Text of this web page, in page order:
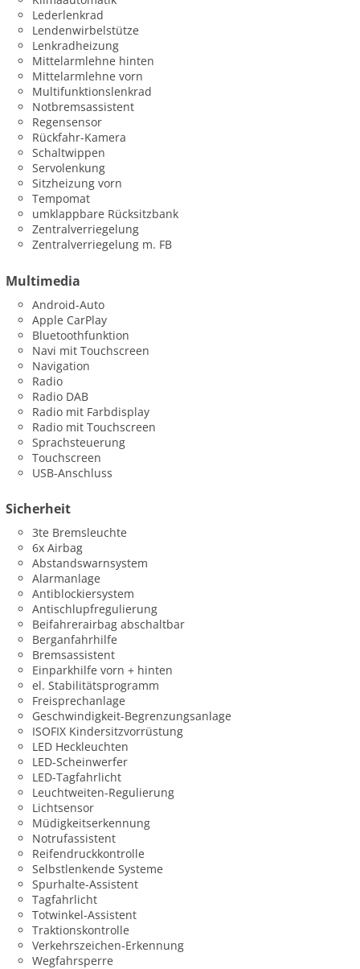
Lederlenkrad
Lendenwirbelstütze
Lenkradheizung
Mittelarmlehne hinten
Mittelarmlehne vorn
Multifunktionslenkrad
Notbremsassistent
Regensensor
Rückfahr-Kamera
Schaltwippen
Servolenkung
Sitzheizung vorn
Tempomat
umklappbare Rücksitzbank
Zentralverriegelung
Zentralverriegelung m. FB
Multimedia
Android-Auto
Apple CarPlay
Bluetoothfunktion
Navi mit Touchscreen
Navigation
Radio
Radio DAB
Radio mit Farbdisplay
Radio mit Touchscreen
Sprachsteuerung
Touchscreen
USB-Anschluss
Sicherheit
3te Bremsleuchte
6x Airbag
Abstandswarnsystem
Alarmanlage
Antiblockiersystem
Antischlupfregulierung
Beifahrerairbag abschaltbar
Berganfahrhilfe
Bremsassistent
Einparkhilfe vorn + hinten
el. Stabilitätsprogramm
Freisprechanlage
Geschwindigkeit-Begrenzungsanlage
ISOFIX Kindersitzvorrüstung
LED Heckleuchten
LED-Scheinwerfer
LED-Tagfahrlicht
Leuchtweiten-Regulierung
Lichtsensor
Müdigkeitserkennung
Notrufassistent
Reifendruckkontrolle
Selbstlenkende Systeme
Spurhalte-Assistent
Tagfahrlicht
Totwinkel-Assistent
Traktionskontrolle
Verkehrszeichen-Erkennung
Wegfahrsperre